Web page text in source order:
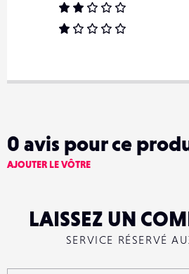
0 avis pour ce
AJOUTER LE VÔTRE
LAISSEZ UN
SERVICE RÉSERVÉ